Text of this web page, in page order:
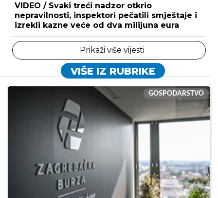
VIDEO / Svaki treći nadzor otkrio
nepravilnosti, inspektori pečatili smještaje i
izrekli kazne veće od dva milijuna eura
Prikaži više vijesti
VIŠE IZ RUBRIKE
GOSPODARSTVO